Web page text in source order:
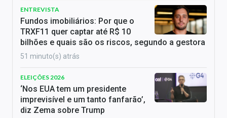
ENTREVISTA
Fundos imobiliários: Por que o
TRXF11 quer captar até R$ 10
bilhões e quais são os riscos, segundo a gestora
51 minuto(s) atrás
ELEIÇÕES 2026
‘Nos EUA tem um presidente
imprevisível e um tanto fanfarão’,
diz Zema sobre Trump